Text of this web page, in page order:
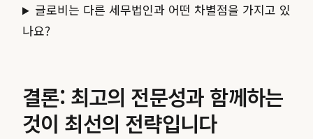
글로비는 다른 세무법인과 어떤 차별점을 가지고 있
나요?
결론: 최고의 전문성과 함께하는
것이 최선의 전략입니다